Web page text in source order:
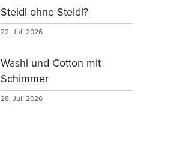
Steidl ohne Steidl?
22. Juli 2026
Washi und Cotton mit
Schimmer
28. Juli 2026